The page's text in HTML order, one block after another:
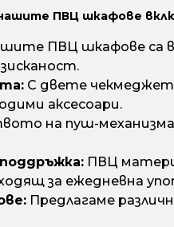
ПВЦ шкафове
ПВЦ шкафове са
С двете
аксесоари.
на пуш-
ПВЦ
за ежедневна
Предлагаме